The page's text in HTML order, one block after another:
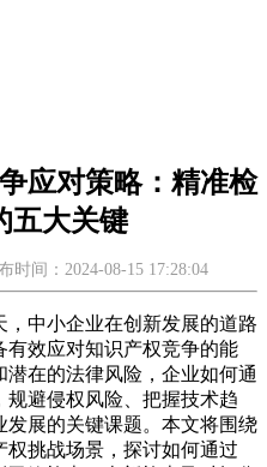
应对策略：精准检
五大关键
时间：2024-08-15 17:28:04
中小企业在创新发展的道路
有效应对知识产权竞争的能
在的法律风险，企业如何通
避侵权风险、把握技术趋
展的关键课题。本文将围绕
挑战场景，探讨如何通过